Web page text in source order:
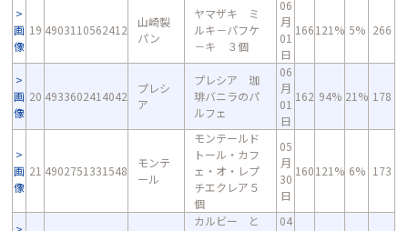
画
像
19 4903110562412
山崎製
パン
ヤマザキ ミ
ルキ－パフケ
－キ ３個
06
月
01
日
166121% 5% 266
画
像
20 4933602414042
プレシ
ア
プレシア 珈
琲バニラのパ
ルフェ
06
月
01
日
162 94% 21% 178
画
像
21 4902751331548
モンテ
ール
モンテールド
トール・カフ
ェ・オ・レプ
チエクレア５
個
05
月
30
日
160121% 6% 173
カルビー と
04